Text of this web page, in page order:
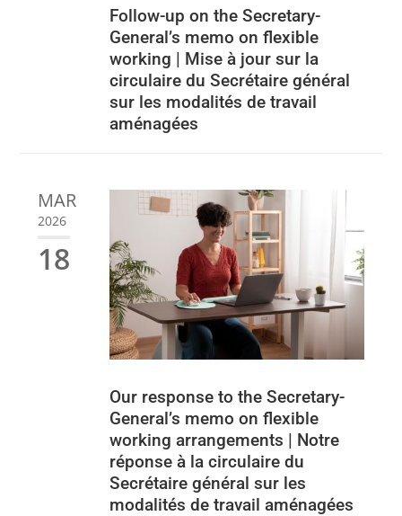
Follow-up on the Secretary-
General’s memo on flexible
working | Mise à jour sur la
circulaire du Secrétaire général
sur les modalités de travail
aménagées
MAR
2026
18
Our response to the Secretary-
General’s memo on flexible
working arrangements | Notre
réponse à la circulaire du
Secrétaire général sur les
modalités de travail aménagées